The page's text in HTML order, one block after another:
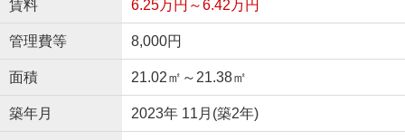
賃料 6.25万円～6.42万円
管理費等 8,000円
面積 21.02㎡～21.38㎡
築年月 2023年 11月(築2年)